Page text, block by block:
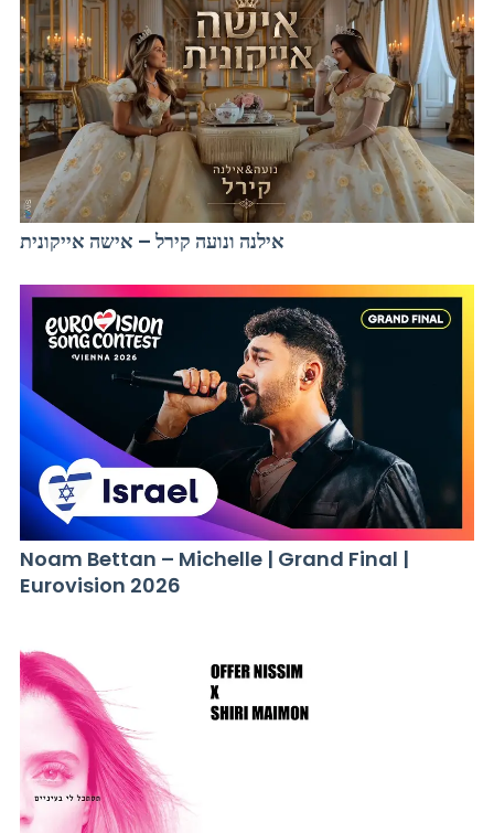
אילנה ונועה קירל – אישה אייקונית
Noam Bettan – Michelle | Grand Final |
Eurovision 2026